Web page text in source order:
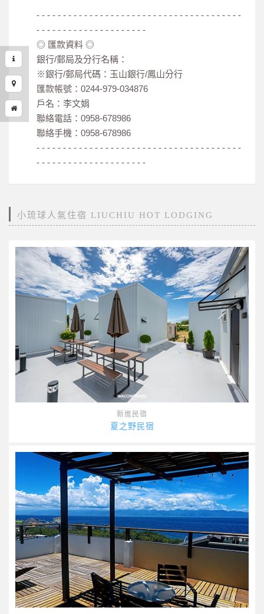
- - - - - - - - - - - - - - - - - - - - - - - - - - - - - - - - - - - - - - -
- - - - - - - - - - - - - - - - - - - - -
◎ 匯款資料 ◎
銀行/郵局及分行名稱：
※銀行/郵局代碼：玉山銀行/鳳山分行
匯款帳號：0244-979-034876
戶名：李文娟
聯絡電話：0958-678986
聯絡手機：0958-678986
- - - - - - - - - - - - - - - - - - - - - - - - - - - - - - - - - - - - - - -
- - - - - - - - - - - - - - - - - - - - -
小琉球人氣住宿 LIUCHIU HOT LODGING
新進民宿
夏之野民宿